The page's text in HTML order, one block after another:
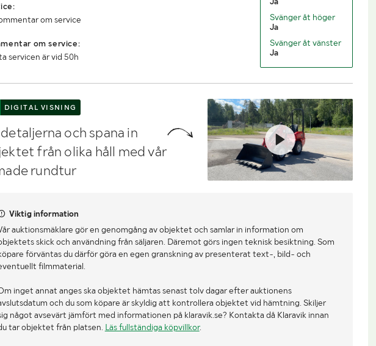
om service
om service:
servicen är vid 50h
Svänger åt höger
Ja
Svänger åt vänster
Ja
DIGITAL VISNING
och spana in
från olika håll med vår
rundtur
Viktig information
auktionsmäklare gör en genomgång av objektet och samlar in information om
skick och användning från säljaren. Däremot görs ingen teknisk besiktning. Som
förväntas du därför göra en egen granskning av presenterat text-, bild- och
filmmaterial.
inget annat anges ska objektet hämtas senast tolv dagar efter auktionens
och du som köpare är skyldig att kontrollera objektet vid hämtning. Skiljer
något avsevärt jämfört med informationen på klaravik.se? Kontakta då Klaravik innan
tar objektet från platsen. Läs fullständiga köpvillkor.